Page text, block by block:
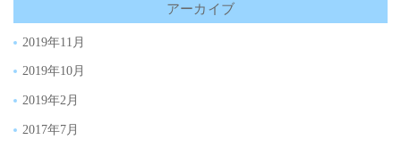
アーカイブ
2019年11月
2019年10月
2019年2月
2017年7月